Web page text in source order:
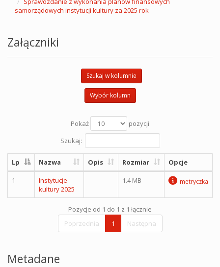
samorządowych instytucji kultury za 2025 rok
Załączniki
Szukaj w kolumnie
Wybór kolumn
Pokaż
pozycji
Szukaj:
Lp Nazwa Opis Rozmiar Opcje
1
Instytucje
kultury 2025
1.4 MB metryczka
Pozycje od 1 do 1 z 1 łącznie
Poprzednia
1 Następna
Metadane